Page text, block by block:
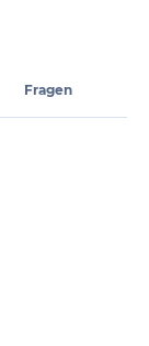
Fragen